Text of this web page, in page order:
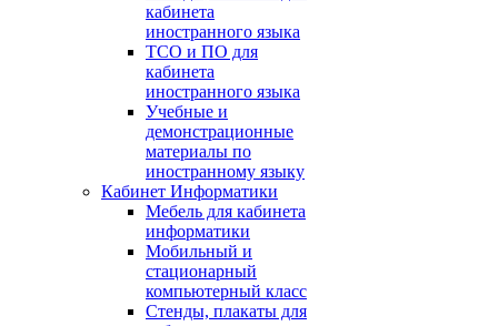
кабинета
иностранного языка
ТСО и ПО для
кабинета
иностранного языка
Учебные и
демонстрационные
материалы по
иностранному языку
Кабинет Информатики
Мебель для кабинета
информатики
Мобильный и
стационарный
компьютерный класс
Стенды, плакаты для